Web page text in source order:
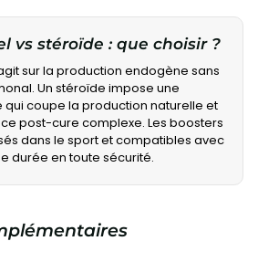
vs stéroïde : que choisir ?
sur la production endogène sans
Un stéroïde impose une
coupe la production naturelle et
post-cure complexe. Les boosters
dans le sport et compatibles avec
durée en toute sécurité.